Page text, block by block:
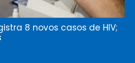
8 novos casos de HIV;